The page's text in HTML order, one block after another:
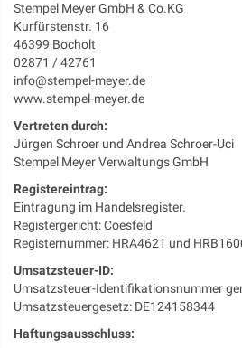
Stempel Meyer GmbH & Co.KG
Kurfürstenstr. 16
46399 Bocholt
02871 / 42761
info@stempel-meyer.de
www.stempel-meyer.de
Vertreten durch:
Jürgen Schroer und Andrea Schroer-Uci
Stempel Meyer Verwaltungs GmbH
Registereintrag:
Eintragung im Handelsregister.
Registergericht: Coesfeld
Registernummer: HRA4621 und
Umsatzsteuer-ID:
Umsatzsteuer-Identifikationsnummer
Umsatzsteuergesetz: DE124158344
Haftungsausschluss: